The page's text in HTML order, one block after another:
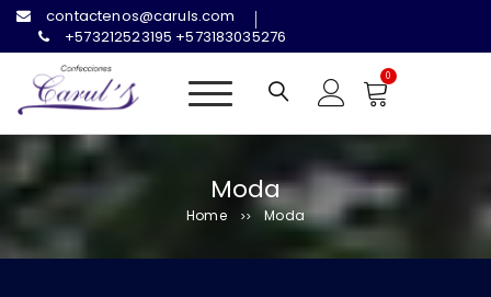
contactenos@caruls.com
+573212523195 +573183035276
0
Moda
Home >> Moda